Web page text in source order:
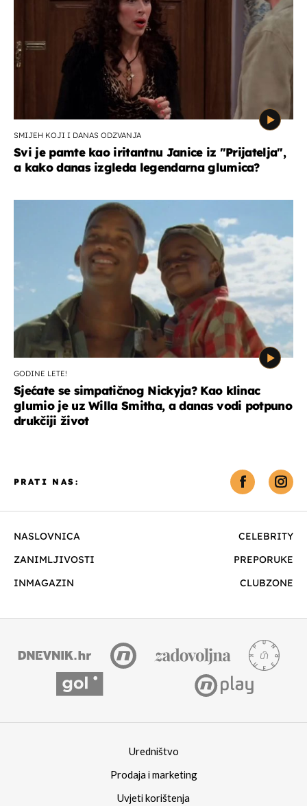
SMIJEH KOJI I DANAS ODZVANJA
Svi je pamte kao iritantnu Janice iz "Prijatelja",
a kako danas izgleda legendarna glumica?
GODINE LETE!
Sjećate se simpatičnog Nickyja? Kao klinac
glumio je uz Willa Smitha, a danas vodi potpuno
drukčiji život
NASLOVNICA
CELEBRITY
ZANIMLJIVOSTI
PREPORUKE
INMAGAZIN
CLUBZONE
PRATI NAS:
Uredništvo
Prodaja i marketing
Uvjeti korištenja